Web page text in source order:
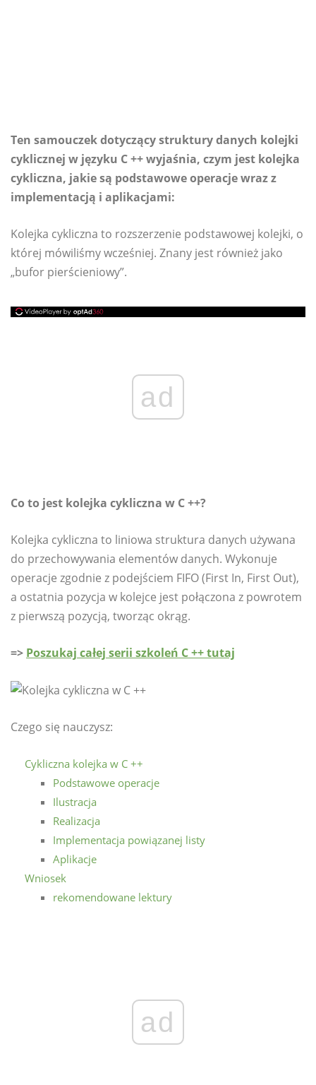
Ten samouczek dotyczący struktury danych kolejki
cyklicznej w języku C ++ wyjaśnia, czym jest kolejka
cykliczna, jakie są podstawowe operacje wraz z
implementacją i aplikacjami:
Kolejka cykliczna to rozszerzenie podstawowej kolejki, o
której mówiliśmy wcześniej. Znany jest również jako
„bufor pierścieniowy”.
ad
Co to jest kolejka cykliczna w C ++?
Kolejka cykliczna to liniowa struktura danych używana
do przechowywania elementów danych. Wykonuje
operacje zgodnie z podejściem FIFO (First In, First Out),
a ostatnia pozycja w kolejce jest połączona z powrotem
z pierwszą pozycją, tworząc okrąg.
=> Poszukaj całej serii szkoleń C ++ tutaj
Czego się nauczysz:
Cykliczna kolejka w C ++
Podstawowe operacje
Ilustracja
Realizacja
Implementacja powiązanej listy
Aplikacje
Wniosek
rekomendowane lektury
ad